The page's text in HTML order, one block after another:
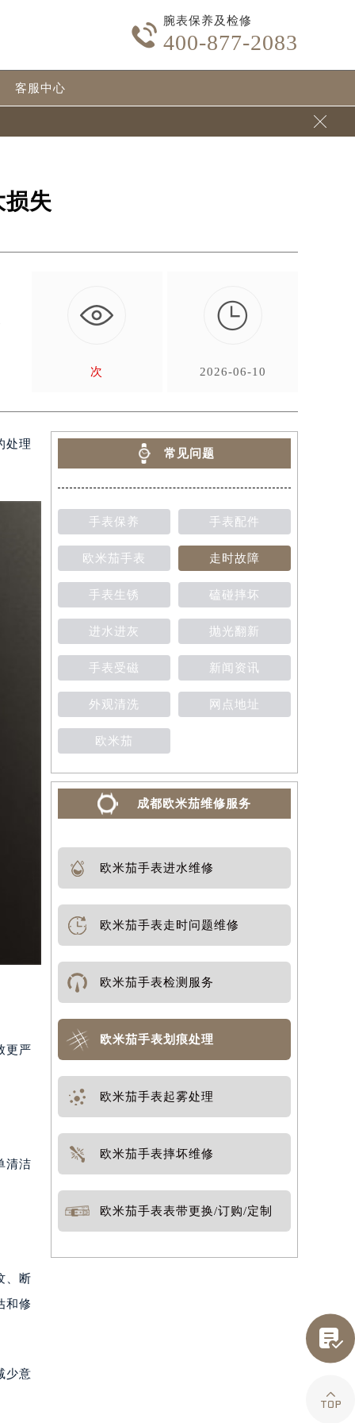

腕表保养及检修
400-877-2083
客服中心

损失
次

2026-06-10
处理
更严
清洁
、断
和修
少意
常见问题
手表保养 手表配件
欧米茄手表 走时故障
手表生锈 磕碰摔坏
进水进灰 抛光翻新
手表受磁 新闻资讯
外观清洗 网点地址
欧米茄
成都欧米茄维修服务
欧米茄手表进水维修
欧米茄手表走时问题维修
欧米茄手表检测服务
欧米茄手表划痕处理
欧米茄手表起雾处理
欧米茄手表摔坏维修
欧米茄手表表带更换/订购/定制

